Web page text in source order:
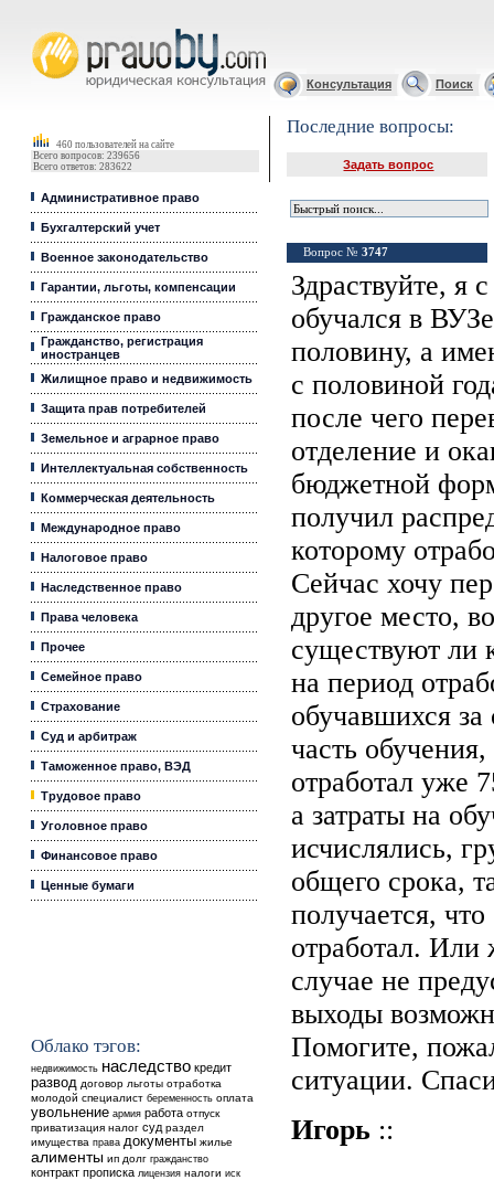
Консультация Поиск
460 пользователей на сайте
Всего вопросов: 239656
Всего ответов: 283622
Административное право
Бухгалтерский учет
Военное законодательство
Гарантии, льготы, компенсации
Гражданское право
Гражданство, регистрация
иностранцев
Жилищное право и недвижимость
Защита прав потребителей
Земельное и аграрное право
Интеллектуальная собственность
Коммерческая деятельность
Международное право
Налоговое право
Наследственное право
Права человека
Прочее
Семейное право
Страхование
Суд и арбитраж
Таможенное право, ВЭД
Трудовое право
Уголовное право
Финансовое право
Ценные бумаги
Облако тэгов:
недвижимость наследство кредит
развод договор льготы отработка
молодой специалист беременность оплата
увольнение армия работа отпуск
приватизация налог суд раздел
имущества права документы жилье
алименты ип долг гражданство
контракт прописка лицензия налоги иск
Последние вопросы:
Задать вопрос
Вопрос № 3747
Здраствуйте, я
обучался в
половину, а
с половиной
после чего
отделение и
бюджетной
получил
которому
Сейчас хочу
другое место,
существуют ли
на период
обучавшихся за
часть
отработал уже
а затраты на
исчислялись,
общего срока,
получается,
отработал. Или
случае не
выходы
Помогите,
ситуации.
Игорь ::